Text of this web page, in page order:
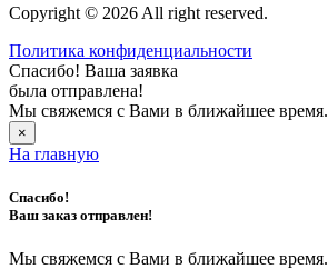
Copyright © 2026 All right reserved.
Политика конфиденциальности
Спасибо! Ваша заявка
была отправлена!
Мы свяжемся с Вами в ближайшее время.
×
На главную
Спасибо!
Ваш заказ отправлен!
Мы свяжемся с Вами в ближайшее время.